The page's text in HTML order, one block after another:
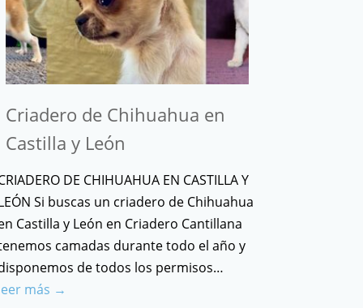
Criadero de Chihuahua en
Castilla y León
DE CHIHUAHUA EN CASTILLA Y
Si buscas un criadero de Chihuahua
Castilla y León en Criadero Cantillana
camadas durante todo el año y
de todos los permisos…
más →